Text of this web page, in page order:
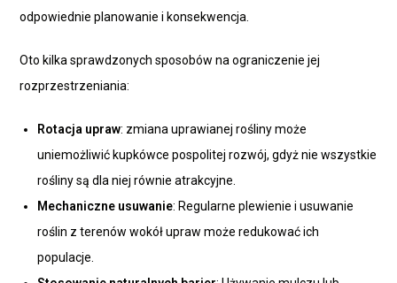
odpowiednie planowanie i konsekwencja.
Oto kilka sprawdzonych sposobów na ograniczenie jej
rozprzestrzeniania:
Rotacja upraw: zmiana uprawianej rośliny może
uniemożliwić kupkówce pospolitej rozwój, gdyż nie wszystkie
rośliny są dla niej równie atrakcyjne.
Mechaniczne usuwanie: Regularne plewienie i usuwanie
roślin z terenów wokół upraw może redukować ich
populacje.